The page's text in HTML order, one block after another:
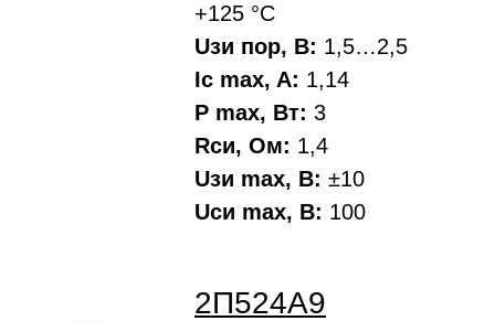
+125 °С
Uзи пор, В: 1,5…2,5
Ic max, A: 1,14
P max, Вт: 3
Rси, Oм: 1,4
Uзи max, В: ±10
Uси max, В: 100
2П524А9